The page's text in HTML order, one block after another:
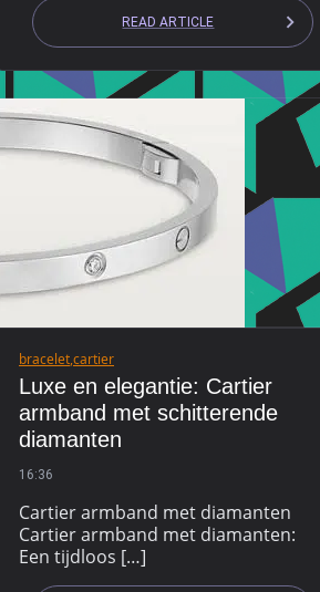
READ ARTICLE
bracelet,cartier
Luxe en elegantie: Cartier
armband met schitterende
diamanten
16:36
Cartier armband met diamanten
Cartier armband met diamanten:
Een tijdloos […]